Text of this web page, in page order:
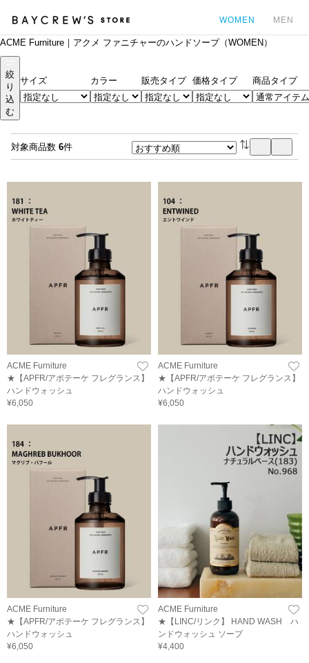
WOMEN MEN
ACME Furniture｜アクメ ファニチャーのハンドソープ（WOMEN）
絞
り
込
む
サイズ カラー 販売タイプ 価格タイプ 商品タイプ
対象商品数 6件
ACME Furniture
★【APFR/アポテーケ フレグランス】
ハンドウォッシュ
¥6,050
ACME Furniture
★【APFR/アポテーケ フレグランス】
ハンドウォッシュ
¥6,050
ACME Furniture
★【APFR/アポテーケ フレグランス】
ハンドウォッシュ
¥6,050
ACME Furniture
★【LINC/リンク】 HAND WASH ハ
ンドウォッシュ ソープ
¥4,400